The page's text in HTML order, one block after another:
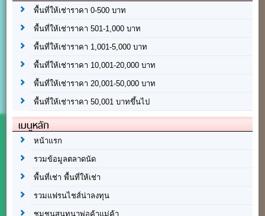
พื้นที่ให้เช่าราคา 0-500 บาท
พื้นที่ให้เช่าราคา 501-1,000 บาท
พื้นที่ให้เช่าราคา 1,001-5,000 บาท
พื้นที่ให้เช่าราคา 10,001-20,000 บาท
พื้นที่ให้เช่าราคา 20,001-50,000 บาท
พื้นที่ให้เช่าราคา 50,001 บาทขึ้นไป
เมนูหลัก
หน้าแรก
รวมข้อมูลตลาดนัด
พื้นที่เช่า พื้นที่ให้เช่า
รวมแฟรนไชส์น่าลงทุน
ชุมชนสนทนาพ่อค้าแม่ค้า